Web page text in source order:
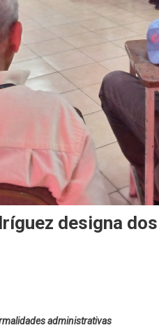
designa
administrativas